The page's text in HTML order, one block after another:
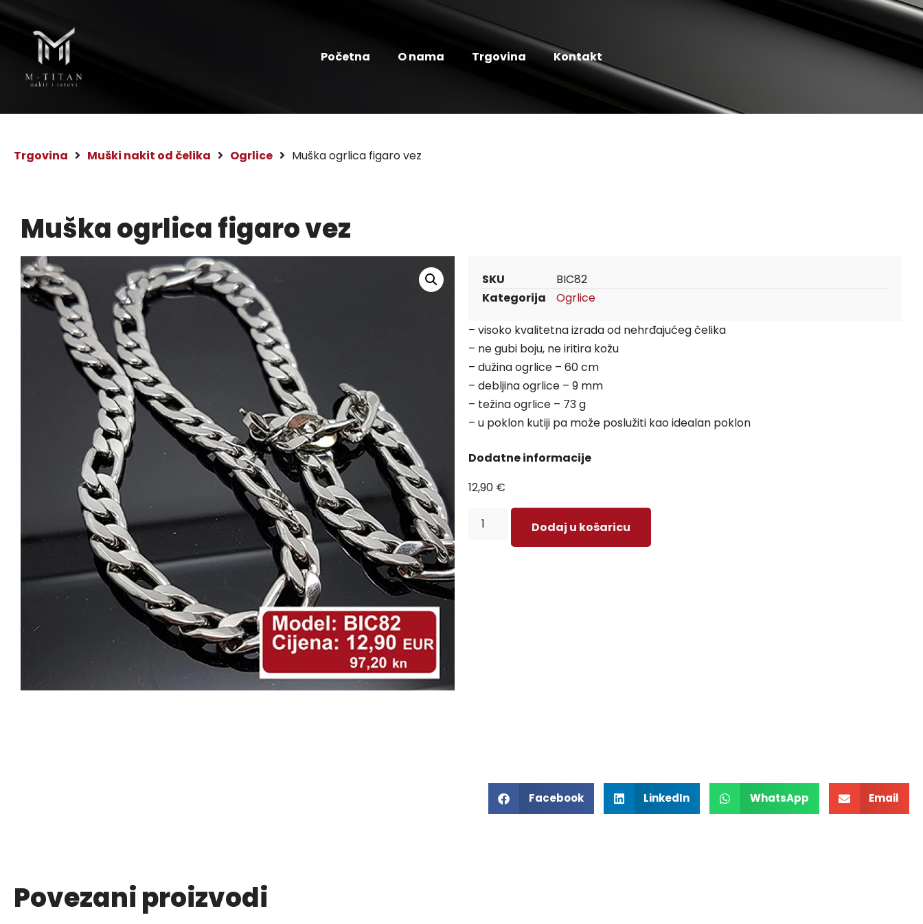
Početna O nama Trgovina Kontakt
Trgovina Muški nakit od čelika Ogrlice Muška ogrlica figaro vez
Muška ogrlica figaro vez
SKU BIC82
Kategorija Ogrlice
– visoko kvalitetna izrada od nehrđajućeg čelika
– ne gubi boju, ne iritira kožu
– dužina ogrlice – 60 cm
– debljina ogrlice – 9 mm
– težina ogrlice – 73 g
– u poklon kutiji pa može poslužiti kao idealan poklon
Dodatne informacije
12,90 €
Dodaj u košaricu
Facebook LinkedIn WhatsApp Email
Povezani proizvodi